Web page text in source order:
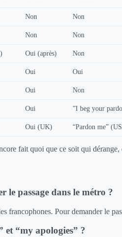
Non Non
Non Non
Oui (après) Non
Oui Oui
Oui Non
Oui ”I beg your
Oui (UK) “Pardon me”
fait quoi que ce soit qui
le passage dans le métro ?
francophones. Pour demander le
et “my apologies” ?